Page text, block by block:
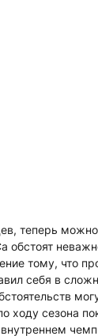
теперь
обстоят
тому, что
себя в
ходу сезона